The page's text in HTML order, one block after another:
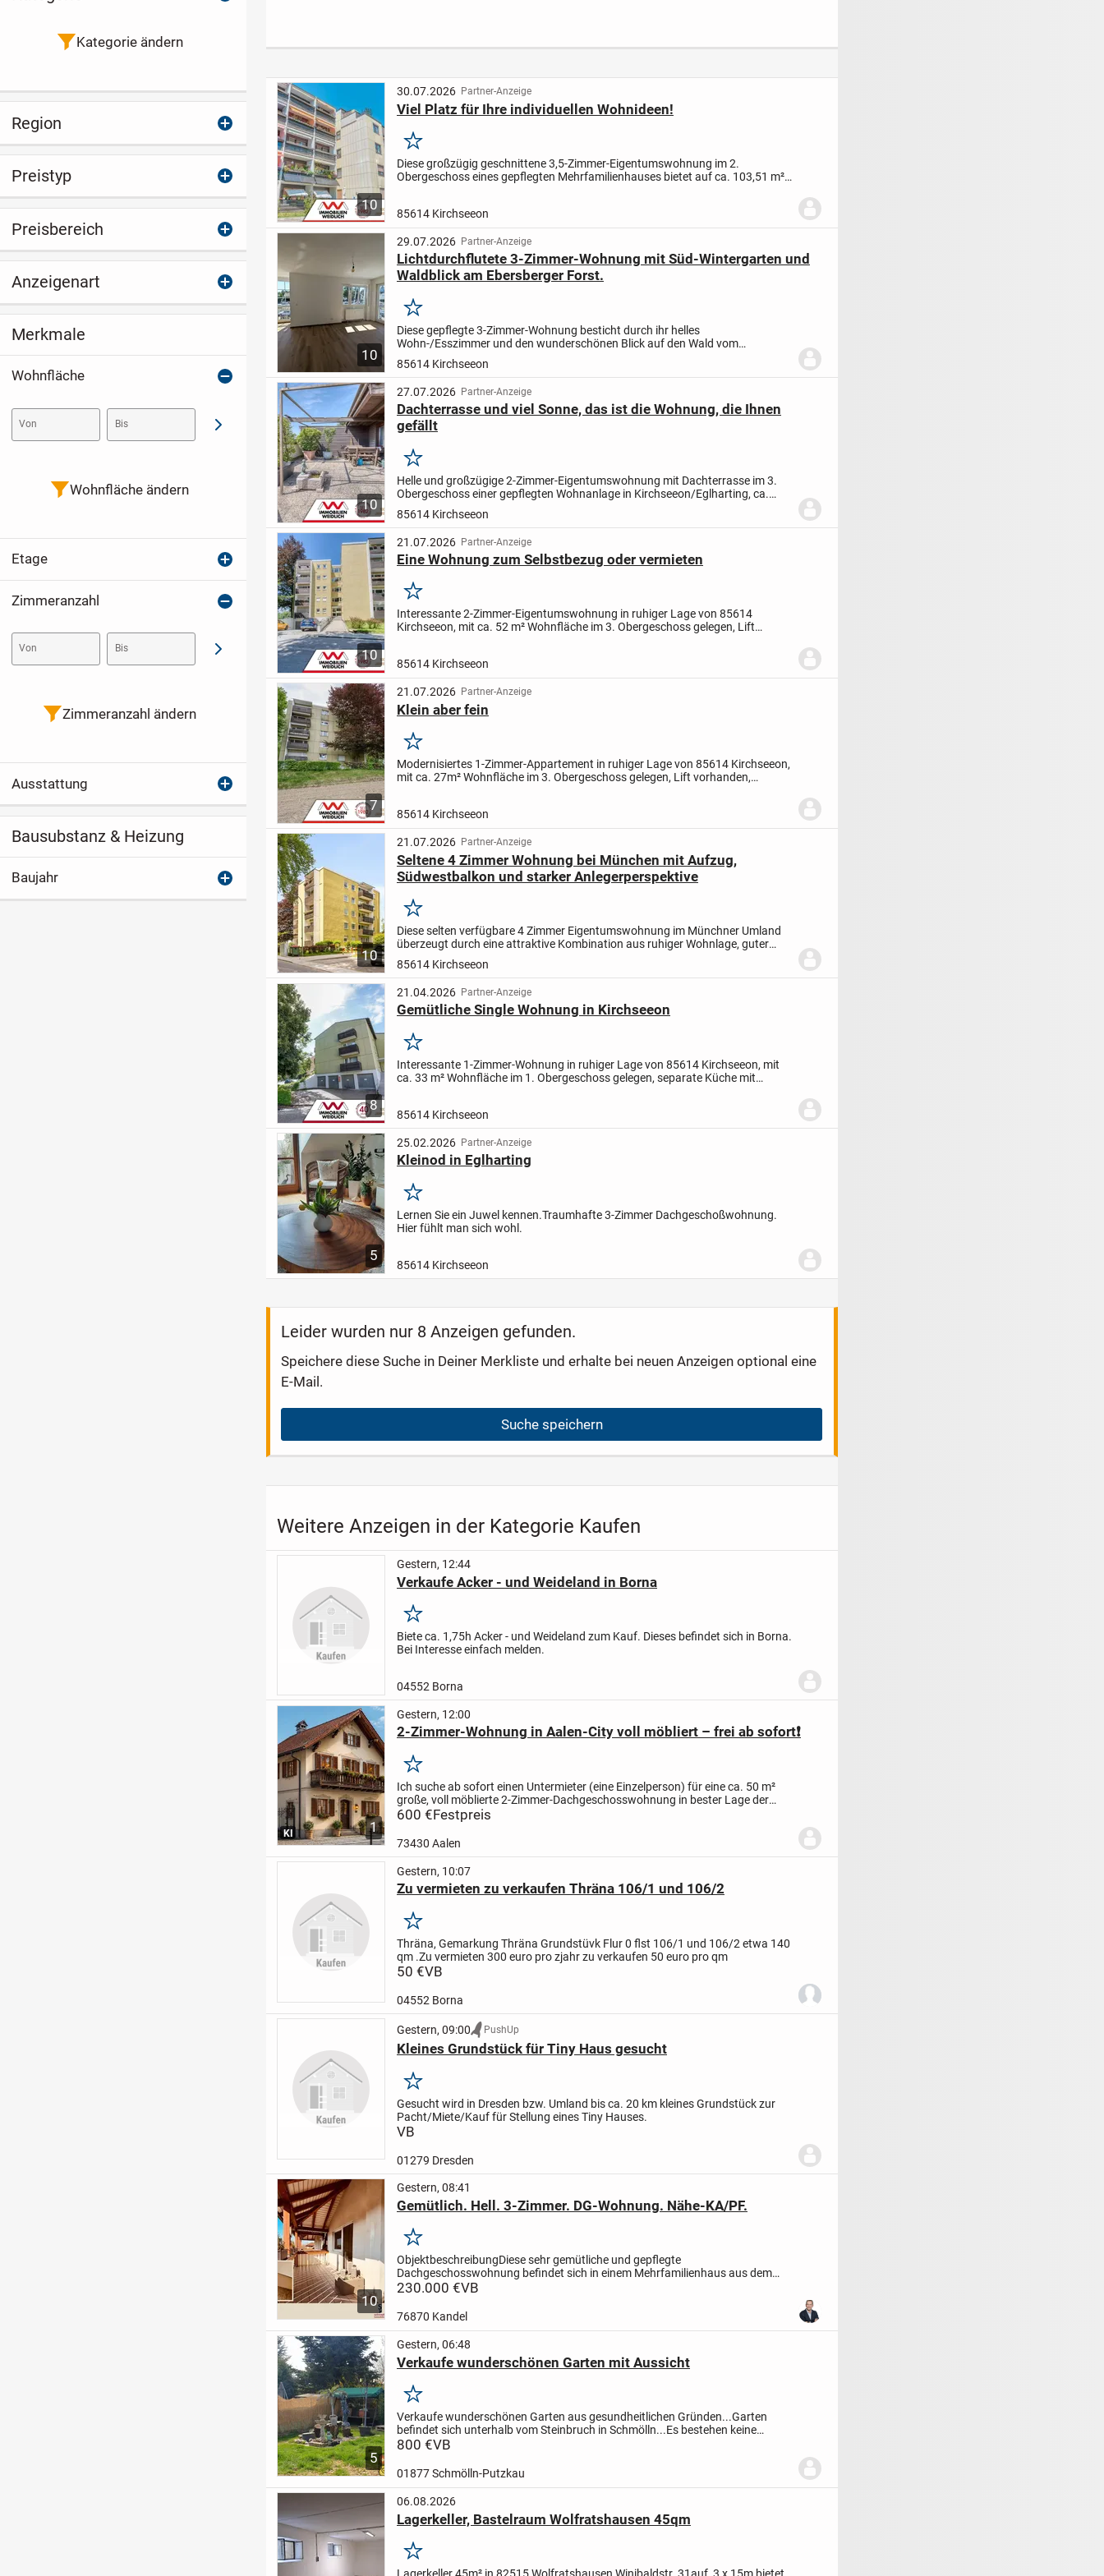
und Paare
10
30.07.2026 Partner-Anzeige
Viel Platz für Ihre individuellen Wohnideen!
Merken
Diese großzügig geschnittene 3,5-Zimmer-Eigentumswohnung im 2.
Obergeschoss eines gepflegten Mehrfamilienhauses bietet auf ca. 103,51 m²
85614 Kirchseeon
10
29.07.2026 Partner-Anzeige
Lichtdurchflutete 3-Zimmer-Wohnung mit Süd-Wintergarten und
Waldblick am Ebersberger Forst.
Merken
Diese gepflegte 3-Zimmer-Wohnung besticht durch ihr helles
Wohn-/Esszimmer und den wunderschönen Blick auf den Wald vom
Schlafzimmer sowie vom Büro-/Kinderzimmer aus. Der idyllische Ausblick auf
die...
85614 Kirchseeon
10
27.07.2026 Partner-Anzeige
Dachterrasse und viel Sonne, das ist die Wohnung, die Ihnen
gefällt
Merken
Helle und großzügige 2-Zimmer-Eigentumswohnung mit Dachterrasse im 3.
Obergeschoss einer gepflegten Wohnanlage in Kirchseeon/Eglharting, ca.
99,59 m² Wohnfläche, Baujahr 1973, die Wohnung überzeugt...
85614 Kirchseeon
10
21.07.2026 Partner-Anzeige
Eine Wohnung zum Selbstbezug oder vermieten
Merken
Interessante 2-Zimmer-Eigentumswohnung in ruhiger Lage von 85614
Kirchseeon, mit ca. 52 m² Wohnfläche im 3. Obergeschoss gelegen, Lift
85614 Kirchseeon
7
21.07.2026 Partner-Anzeige
Klein aber fein
Merken
Modernisiertes 1-Zimmer-Appartement in ruhiger Lage von 85614 Kirchseeon,
mit ca. 27m² Wohnfläche im 3. Obergeschoss gelegen, Lift vorhanden,
85614 Kirchseeon
10
21.07.2026 Partner-Anzeige
Seltene 4 Zimmer Wohnung bei München mit Aufzug,
Südwestbalkon und starker Anlegerperspektive
Merken
Diese selten verfügbare 4 Zimmer Eigentumswohnung im Münchner Umland
überzeugt durch eine attraktive Kombination aus ruhiger Wohnlage, guter
Anbindung, durchdachter Raumaufteilung, umfangreicher...
85614 Kirchseeon
8
21.04.2026 Partner-Anzeige
Gemütliche Single Wohnung in Kirchseeon
Merken
Interessante 1-Zimmer-Wohnung in ruhiger Lage von 85614 Kirchseeon, mit
ca. 33 m² Wohnfläche im 1. Obergeschoss gelegen, separate Küche mit
85614 Kirchseeon
5
25.02.2026 Partner-Anzeige
Kleinod in Eglharting
Merken
Lernen Sie ein Juwel kennen.Traumhafte 3-Zimmer Dachgeschoßwohnung.
Hier fühlt man sich wohl.
85614 Kirchseeon
Leider wurden nur 8 Anzeigen gefunden.
Speichere diese Suche in Deiner Merkliste und erhalte bei neuen Anzeigen optional eine
E-Mail.
Suche speichern
Weitere Anzeigen in der Kategorie Kaufen
Gestern, 12:44
Verkaufe Acker - und Weideland in Borna
Merken
Biete ca. 1,75h Acker - und Weideland zum Kauf. Dieses befindet sich in Borna.
Bei Interesse einfach melden.
04552 Borna
1
KI
Gestern, 12:00
2-Zimmer-Wohnung in Aalen-City voll möbliert – frei ab sofort❗️
Merken
Ich suche ab sofort einen Untermieter (eine Einzelperson) für eine ca. 50 m²
große, voll möblierte 2-Zimmer-Dachgeschosswohnung in bester Lage der
Aalen-City.Top-Lage
600 €Festpreis
73430 Aalen
Gestern, 10:07
Zu vermieten zu verkaufen Thräna 106/1 und 106/2
Merken
Thräna, Gemarkung Thräna Grundstüvk Flur 0 flst 106/1 und 106/2 etwa 140
qm .Zu vermieten 300 euro pro zjahr zu verkaufen 50 euro pro qm
50 €VB
04552 Borna
Gestern, 09:00 PushUp
Kleines Grundstück für Tiny Haus gesucht
Merken
Gesucht wird in Dresden bzw. Umland bis ca. 20 km kleines Grundstück zur
Pacht/Miete/Kauf für Stellung eines Tiny Hauses.
VB
01279 Dresden
10
Gestern, 08:41
Gemütlich. Hell. 3-Zimmer. DG-Wohnung. Nähe-KA/PF.
Merken
ObjektbeschreibungDiese sehr gemütliche und gepflegte
Dachgeschosswohnung befindet sich in einem Mehrfamilienhaus aus dem
Jahr 1995 in ruhiger Wohnlage von Straubenhardt.
230.000 €VB
76870 Kandel
5
Gestern, 06:48
Verkaufe wunderschönen Garten mit Aussicht
Merken
Verkaufe wunderschönen Garten aus gesundheitlichen Gründen...Garten
befindet sich unterhalb vom Steinbruch in Schmölln...Es bestehen keine
Anbaupflichten..!!
800 €VB
01877 Schmölln-Putzkau
06.08.2026
Lagerkeller, Bastelraum Wolfratshausen 45qm
Merken
Kategorie ändern
Region
Preistyp
Preisbereich
Anzeigenart
Merkmale
Wohnfläche
Von Bis Abschicken
Wohnfläche ändern
Etage
Zimmeranzahl
Von Bis Abschicken
Zimmeranzahl ändern
Ausstattung
Bausubstanz & Heizung
Baujahr